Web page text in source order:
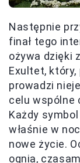
Następnie
finał tego
ożywa dzięki
Exultet, który,
prowadzi
celu wspólne
Każdy
właśnie w
nowe życie.
ognia,